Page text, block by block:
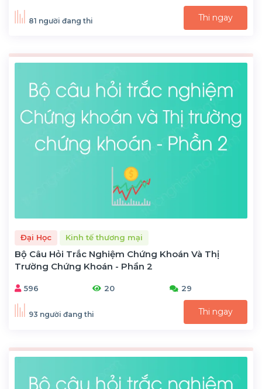
81 người đang thi Thi ngay
Đại Học Kinh tế thương mại
Bộ Câu Hỏi Trắc Nghiệm Chứng Khoán Và Thị
Trường Chứng Khoán - Phần 2
596 20 29
93 người đang thi Thi ngay